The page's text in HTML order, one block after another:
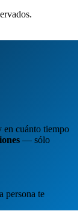
en cuánto tiempo
— sólo
persona te